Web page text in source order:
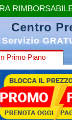
Centro
Servizio
Primo Piano